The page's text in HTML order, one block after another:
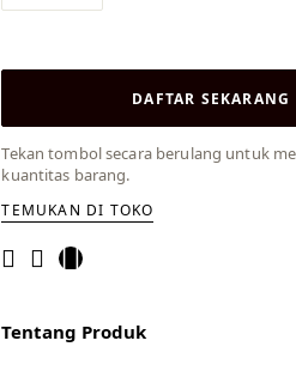
DAFTAR SEKARANG
Tekan tombol secara berulang untuk
kuantitas barang.
TEMUKAN DI TOKO
Tentang Produk